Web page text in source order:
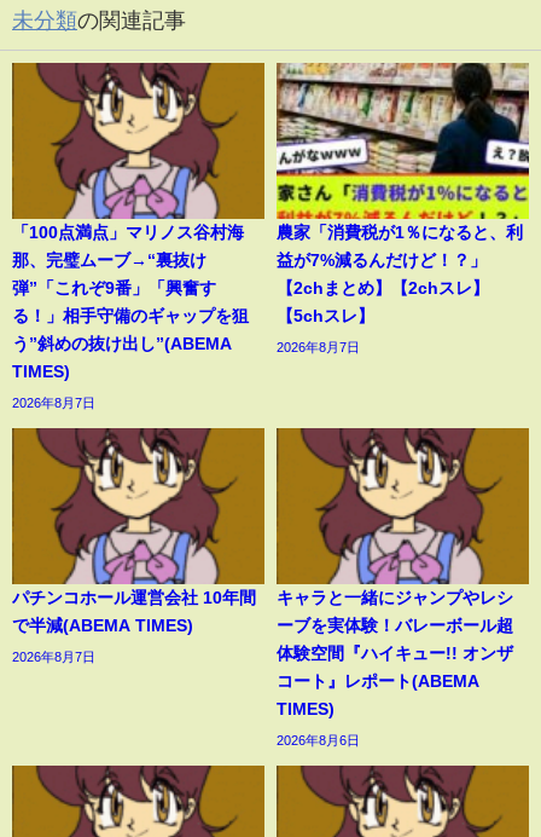
未分類の関連記事
「100点満点」マリノス谷村海
那、完璧ムーブ→“裏抜け
弾”「これぞ9番」「興奮す
る！」相手守備のギャップを狙
う”斜めの抜け出し”(ABEMA
TIMES)
2026年8月7日
農家「消費税が1％になると、利
益が7%減るんだけど！？」
【2chまとめ】【2chスレ】
【5chスレ】
2026年8月7日
パチンコホール運営会社 10年間
で半減(ABEMA TIMES)
2026年8月7日
キャラと一緒にジャンプやレシ
ーブを実体験！バレーボール超
体験空間『ハイキュー!! オンザ
コート』レポート(ABEMA
TIMES)
2026年8月6日